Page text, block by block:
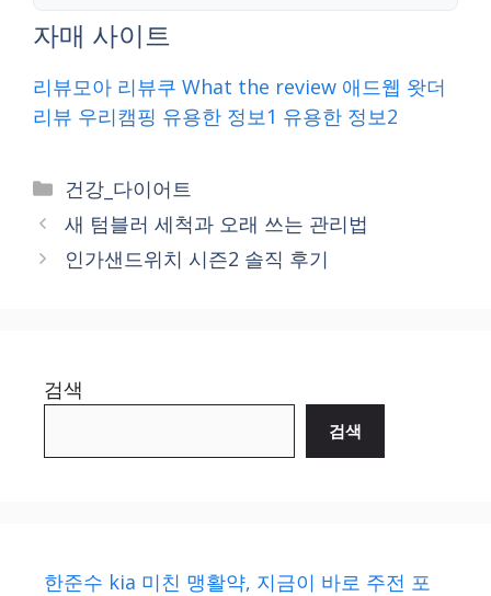
자매 사이트
리뷰모아 리뷰쿠 What the review 애드웹 왓더
리뷰 우리캠핑 유용한 정보1 유용한 정보2
Categories
건강_다이어트
새 텀블러 세척과 오래 쓰는 관리법
인가샌드위치 시즌2 솔직 후기
검색
검색
한준수 kia 미친 맹활약, 지금이 바로 주전 포